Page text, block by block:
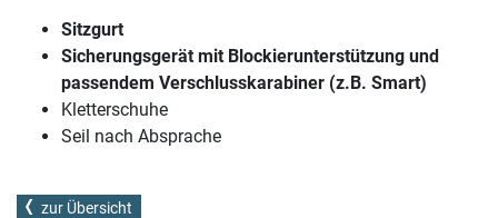
Sitzgurt
Sicherungsgerät mit Blockierunterstützung und
passendem Verschlusskarabiner (z.B. Smart)
Kletterschuhe
Seil nach Absprache
zur Übersicht